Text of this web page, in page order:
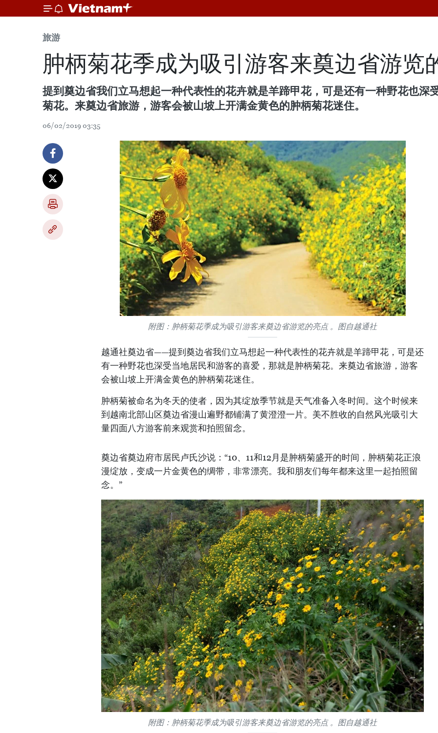
旅游
肿柄菊花季成为吸引游客来奠边省游览
提到奠边省我们立马想起一种代表性的花卉就是羊蹄甲花，可是还有一种野花也深
菊花。来奠边省旅游，游客会被山坡上开满金黄色的肿柄菊花迷住。
06/02/2019 03:35
附图：肿柄菊花季成为吸引游客来奠边省游览的亮点 。图自越通社
越通社奠边省——提到奠边省我们立马想起一种代表性的花卉就是羊蹄甲花，可是还
有一种野花也深受当地居民和游客的喜爱，那就是肿柄菊花。来奠边省旅游，游客
会被山坡上开满金黄色的肿柄菊花迷住。
肿柄菊被命名为冬天的使者，因为其绽放季节就是天气准备入冬时间。这个时候来
到越南北部山区奠边省漫山遍野都铺满了黄澄澄一片。美不胜收的自然风光吸引大
量四面八方游客前来观赏和拍照留念。
奠边省奠边府市居民卢氏沙说：“10、11和12月是肿柄菊盛开的时间，肿柄菊花正浪
漫绽放，变成一片金黄色的绸带，非常漂亮。我和朋友们每年都来这里一起拍照留
念。”
附图：肿柄菊花季成为吸引游客来奠边省游览的亮点 。图自越通社